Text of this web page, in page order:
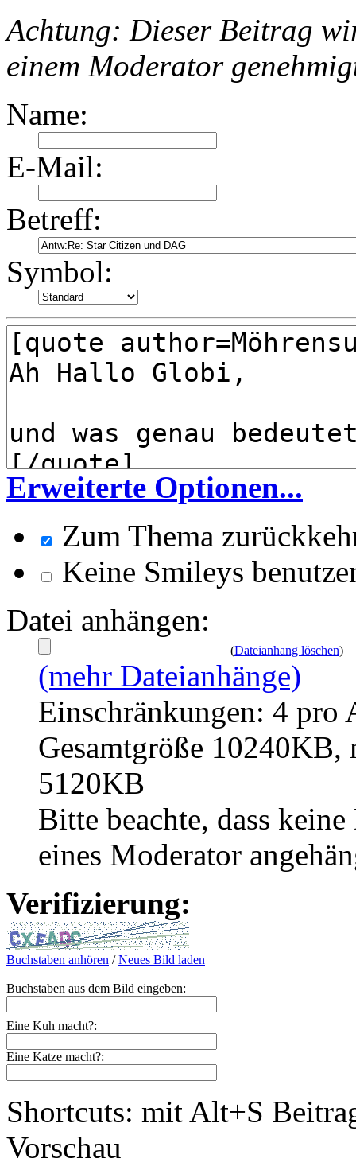
Achtung: Dieser Beitrag
einem Moderator
Name:
E-Mail:
Betreff:
Symbol:
Erweiterte Optionen...
Zum Thema
Keine Smileys
Datei anhängen:
(Dateianhang löschen)
(mehr Dateianhänge)
Einschränkungen: 4 pro
Gesamtgröße
5120KB
Bitte beachte, dass
eines Moderator
Verifizierung:
Buchstaben anhören /Neues Bild laden
Buchstaben aus dem Bild eingeben:
Eine Kuh macht?:
Eine Katze macht?:
Shortcuts: mit Alt+S
Vorschau